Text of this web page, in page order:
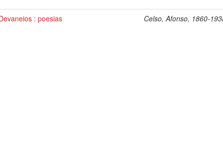
: poesias Celso, Afonso, 1860-